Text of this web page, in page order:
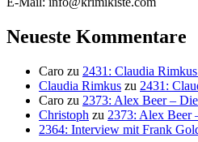
Neueste Kommentare
Caro zu 2431: Claudia
Claudia Rimkus zu 2431:
Caro zu 2373: Alex Beer –
Christoph zu 2373: Alex Beer
2364: Interview mit Frank